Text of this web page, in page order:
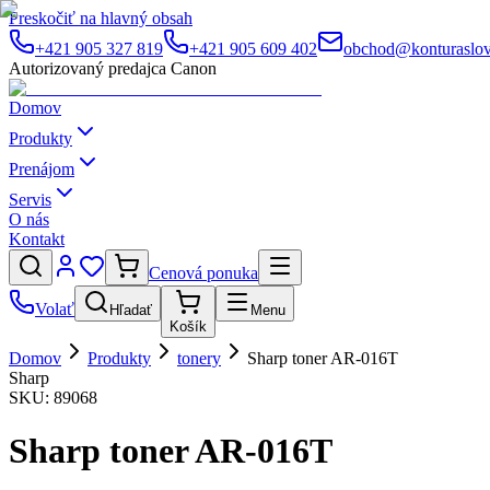
Preskočiť na hlavný obsah
+421 905 327 819
+421 905 609 402
Autorizovaný predajca Canon
Domov
Produkty
Prenájom
Servis
O nás
Kontakt
Cenová ponuka
Volať
Hľadať
Košík
Menu
Domov Produkty tonery
Sharp toner AR-016T
Sharp
SKU: 89068
Sharp toner AR-016T